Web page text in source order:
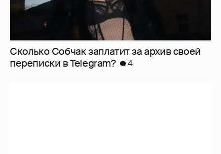
Сколько Собчак заплатит за архив своей
перeписки в Telegram?
4